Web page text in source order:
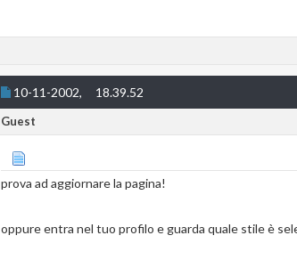
10-11-2002, 18.39.52
Guest
prova ad aggiornare la pagina!
oppure entra nel tuo profilo e guarda quale stile è